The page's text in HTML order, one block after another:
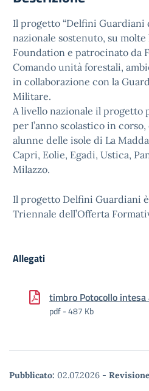
Il progetto “Delfini Guardiani
nazionale sostenuto, su molte
Foundation e patrocinato da
Comando unità forestali,
in collaborazione con la
Militare.
A livello nazionale il progetto
per l’anno scolastico in
alunne delle isole di La
Capri, Eolie, Egadi, Ustica,
Milazzo.
Il progetto Delfini Guardiani
Triennale dell’Offerta
Allegati
timbro Potocollo intesa
pdf - 487 Kb
Pubblicato: 02.07.2026 -